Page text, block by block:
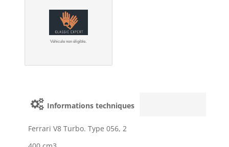
Véhicule non éligible.
Informations techniques
Ferrari V8 Turbo. Type 056, 2